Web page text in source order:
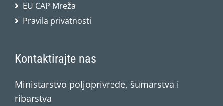
EU CAP Mreža
Pravila privatnosti
Kontaktirajte nas
Ministarstvo poljoprivrede, šumarstva i
ribarstva